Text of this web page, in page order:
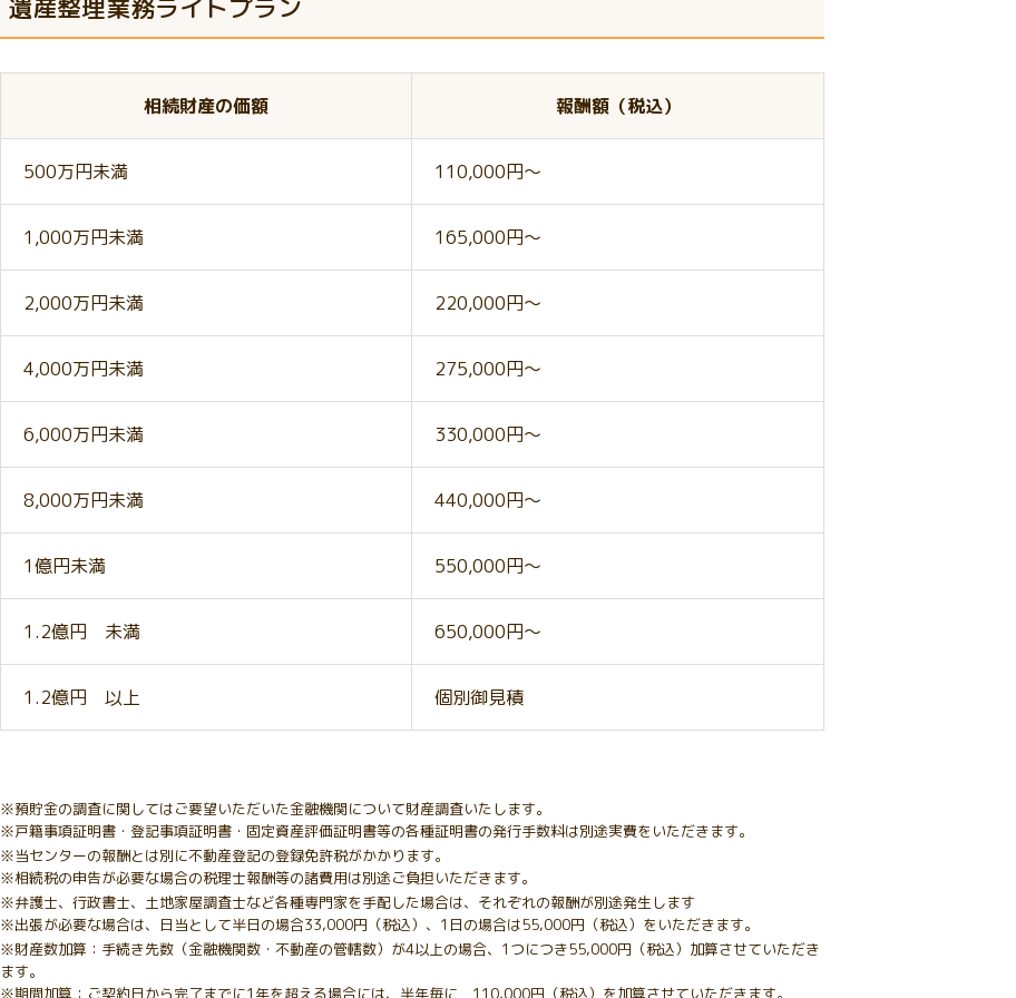
遺産整理業務ライトプラン
相続財産の価額 報酬額（税込）
500万円未満 110,000円～
1,000万円未満 165,000円～
2,000万円未満 220,000円～
4,000万円未満 275,000円～
6,000万円未満 330,000円～
8,000万円未満 440,000円～
1億円未満 550,000円～
1.2億円 未満 650,000円～
1.2億円 以上 個別御見積
※預貯金の調査に関してはご要望いただいた金融機関について財産調査いたします。
※戸籍事項証明書・登記事項証明書・固定資産評価証明書等の各種証明書の発行手数料は別途実費をいただきます。
※当センターの報酬とは別に不動産登記の登録免許税がかかります。
※相続税の申告が必要な場合の税理士報酬等の諸費用は別途ご負担いただきます。
※弁護士、行政書士、土地家屋調査士など各種専門家を手配した場合は、それぞれの報酬が別途発生します
※出張が必要な場合は、日当として半日の場合33,000円（税込）、1日の場合は55,000円（税込）をいただきます。
※財産数加算：手続き先数（金融機関数・不動産の管轄数）が4以上の場合、1つにつき55,000円（税込）加算させていただき
ます。
※期間加算：ご契約日から完了までに1年を超える場合には、半年毎に 110,000円（税込）を加算させていただきます。